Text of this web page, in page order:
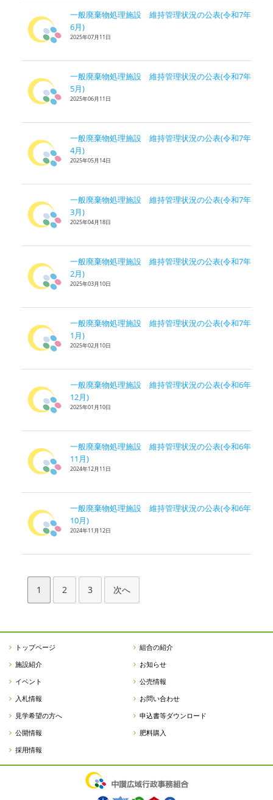
一般廃棄物処理施設 維持管理状況の公表(令和7年
6月)
2025年07月11日
一般廃棄物処理施設 維持管理状況の公表(令和7年
5月)
2025年06月11日
一般廃棄物処理施設 維持管理状況の公表(令和7年
4月)
2025年05月14日
一般廃棄物処理施設 維持管理状況の公表(令和7年
3月)
2025年04月18日
一般廃棄物処理施設 維持管理状況の公表(令和7年
2月)
2025年03月10日
一般廃棄物処理施設 維持管理状況の公表(令和7年
1月)
2025年02月10日
一般廃棄物処理施設 維持管理状況の公表(令和6年
12月)
2025年01月10日
一般廃棄物処理施設 維持管理状況の公表(令和6年
11月)
2024年12月11日
一般廃棄物処理施設 維持管理状況の公表(令和6年
10月)
2024年11月12日
1 2 3 次へ
トップページ
組合の紹介
施設紹介
お知らせ
イベント
公売情報
入札情報
お問い合わせ
見学希望の方へ
申込書等ダウンロード
公開情報
肥料購入
採用情報